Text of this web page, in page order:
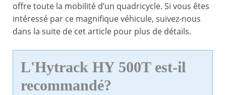
offre toute la mobilité d’un quadricycle. Si vous êtes
intéressé par ce magnifique véhicule, suivez-nous
dans la suite de cet article pour plus de détails.
L'Hytrack HY 500T est-il
recommandé?